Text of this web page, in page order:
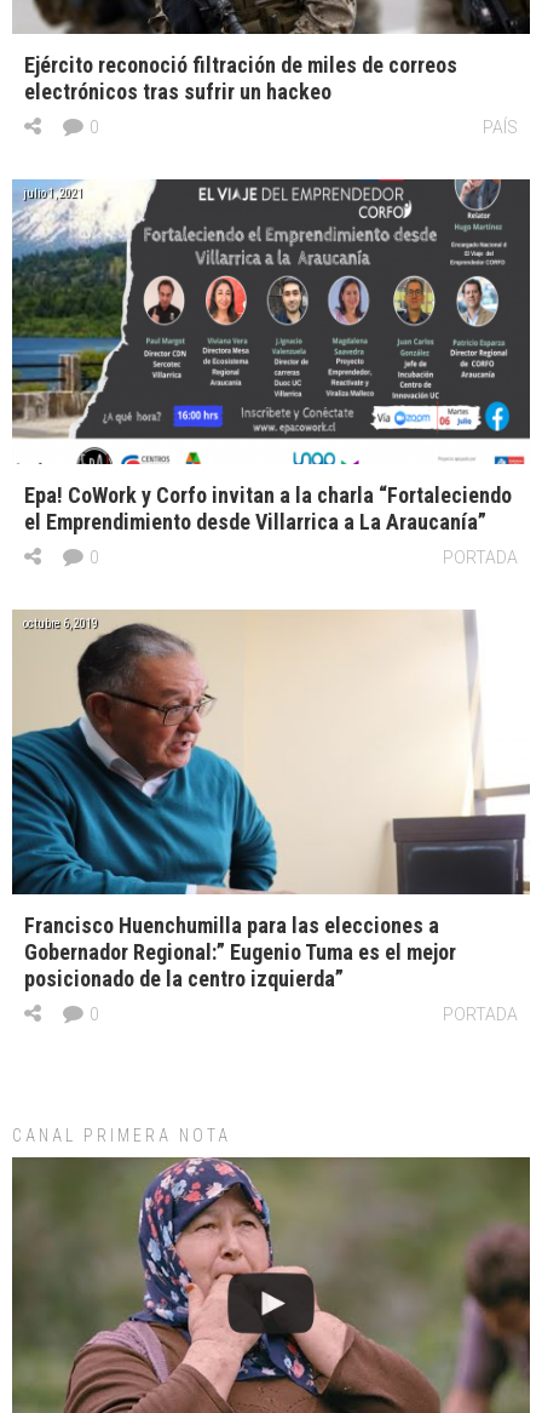
Ejército reconoció filtración de miles de correos
electrónicos tras sufrir un hackeo
PAÍS
0
julio 1, 2021
Epa! CoWork y Corfo invitan a la charla “Fortaleciendo
el Emprendimiento desde Villarrica a La Araucanía”
PORTADA
0
octubre 6, 2019
Francisco Huenchumilla para las elecciones a
Gobernador Regional:” Eugenio Tuma es el mejor
posicionado de la centro izquierda”
PORTADA
0
CANAL PRIMERA NOTA